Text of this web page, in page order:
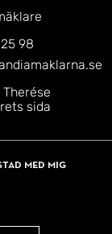
98
sida
med mig